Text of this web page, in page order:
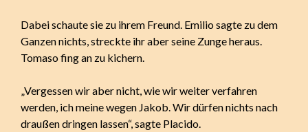
Dabei schaute sie zu ihrem Freund. Emilio sagte zu dem
Ganzen nichts, streckte ihr aber seine Zunge heraus.
Tomaso fing an zu kichern.
„Vergessen wir aber nicht, wie wir weiter verfahren
werden, ich meine wegen Jakob. Wir dürfen nichts nach
draußen dringen lassen“, sagte Placido.